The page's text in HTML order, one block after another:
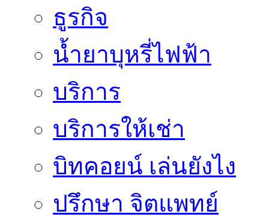
ธูรกิจ
น้ำยาบุหรี่ไฟฟ้า
บริการ
บริการให้เช่า
บิทคอยน์ เล่นยังไง
ปรึกษา จิตแพทย์